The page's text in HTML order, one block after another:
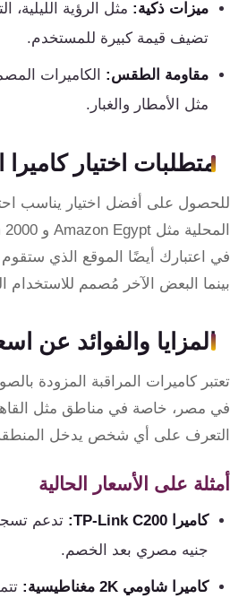
ميزات ذكية: مثل الرؤية
تضيف قيمة كبيرة للمستخدم.
مقاومة الطقس: الكاميرات
مثل الأمطار والغبار.
متطلبات اختيار كاميرا
للحصول على أفضل اختيار يناسب
في اعتبارك أيضًا الموقع الذي ستقوم
بينما البعض الآخر مُصمم للاستخدام
المزايا والفوائد عن
تعتبر كاميرات المراقبة المزودة
في مصر، خاصة في مناطق مثل
التعرف على أي شخص يدخل
أمثلة على الأسعار الحالية
كاميرا TP-Link C200:
جنيه مصري بعد الخصم.
كاميرا شاومي 2K مغناطيسية: